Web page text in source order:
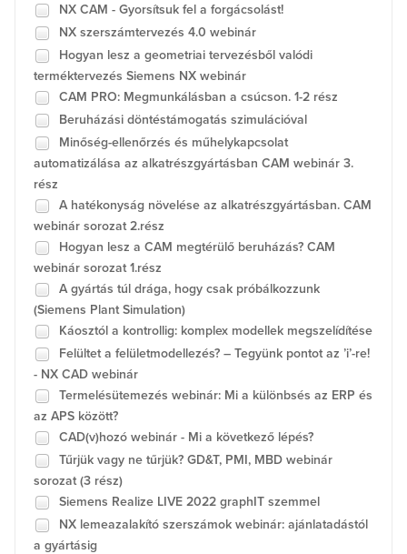
NX CAM - Gyorsítsuk fel a forgácsolást!
NX szerszámtervezés 4.0 webinár
Hogyan lesz a geometriai tervezésből valódi
terméktervezés Siemens NX webinár
CAM PRO: Megmunkálásban a csúcson. 1-2 rész
Beruházási döntéstámogatás szimulációval
Minőség-ellenőrzés és műhelykapcsolat
automatizálása az alkatrészgyártásban CAM webinár 3.
rész
A hatékonyság növelése az alkatrészgyártásban. CAM
webinár sorozat 2.rész
Hogyan lesz a CAM megtérülő beruházás? CAM
webinár sorozat 1.rész
A gyártás túl drága, hogy csak próbálkozzunk
(Siemens Plant Simulation)
Káosztól a kontrollig: komplex modellek megszelídítése
Felültet a felületmodellezés? – Tegyünk pontot az ’i’-re!
- NX CAD webinár
Termelésütemezés webinár: Mi a különbsés az ERP és
az APS között?
CAD(v)hozó webinár - Mi a következő lépés?
Tűrjük vagy ne tűrjük? GD&T, PMI, MBD webinár
sorozat (3 rész)
Siemens Realize LIVE 2022 graphIT szemmel
NX lemeazalakító szerszámok webinár: ajánlatadástól
a gyártásig